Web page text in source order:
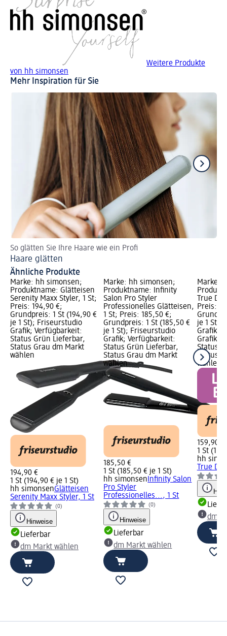
Weitere Produkte
von hh simonsen
Mehr Inspiration für Sie
So glätten Sie Ihre Haare wie ein Profi
Haare glätten
Ähnliche Produkte
Marke: hh simonsen;
Produktname: Glätteisen
Serenity Maxx Styler, 1 St;
Preis: 194,90 €;
Grundpreis: 1 St (194,90 €
je 1 St); Friseurstudio
Grafik; Verfügbarkeit:
Status Grün Lieferbar,
Status Grau dm Markt
wählen
194,90 €
1 St (194,90 € je 1 St)
hh simonsenGlätteisen
Serenity Maxx Styler, 1 St
(0)
Hinweise
Lieferbar
dm Markt wählen
Marke: hh simonsen;
Produktname: Infinity
Salon Pro Styler
Professionelles Glätteisen,
1 St; Preis: 185,50 €;
Grundpreis: 1 St (185,50 €
je 1 St); Friseurstudio
Grafik; Verfügbarkeit:
Status Grün Lieferbar,
Status Grau dm Markt
wählen
185,50 €
1 St (185,50 € je 1 St)
hh simonsen Infinity Salon
Pro Styler
Professionelles..., 1 St
(0)
Hinweise
Lieferbar
dm Markt wählen
Marke:
True
Preis:
je 1 St);
Grafik,
Grafik;
Status
Status
wählen
159,90 €
1 St
hh
True
dm